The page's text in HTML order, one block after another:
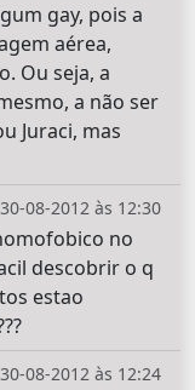
gay, pois a
aérea,
Ou seja, a
a não ser
Juraci, mas
30-08-2012 às 12:30
no
descobrir o q
estao
30-08-2012 às 12:24